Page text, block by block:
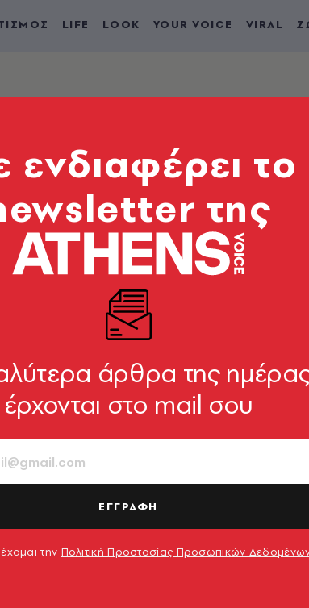
LIFE LOOK YOUR VOICE VIRAL
του blog «μη μαδάς τη μαργαρίτα».
ενδιαφέρει το
της
άρθρα της
έρχονται στο mail σου
ΕΓΓΡΑΦΗ
την Πολιτική Προστασίας Προσωπικών